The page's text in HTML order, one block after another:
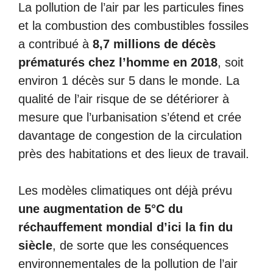
La pollution de l’air par les particules fines
et la combustion des combustibles fossiles
a contribué à 8,7 millions de décès
prématurés chez l’homme en 2018, soit
environ 1 décès sur 5 dans le monde. La
qualité de l’air risque de se détériorer à
mesure que l’urbanisation s’étend et crée
davantage de congestion de la circulation
près des habitations et des lieux de travail.
Les modèles climatiques ont déjà prévu
une augmentation de 5°C du
réchauffement mondial d’ici la fin du
siècle, de sorte que les conséquences
environnementales de la pollution de l’air